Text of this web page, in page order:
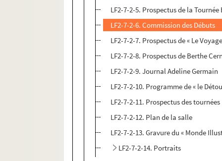
LF2-7-2-5. Prospectus de la Tournée
LF2-7-2-6. Commission des Débuts
LF2-7-2-7. Prospectus de « Le
LF2-7-2-8. Prospectus de Berthe
LF2-7-2-9. Journal Adeline Germain
LF2-7-2-10. Programme de « le
LF2-7-2-11. Prospectus des
LF2-7-2-12. Plan de la salle
LF2-7-2-13. Gravure du « Monde
LF2-7-2-14. Portraits